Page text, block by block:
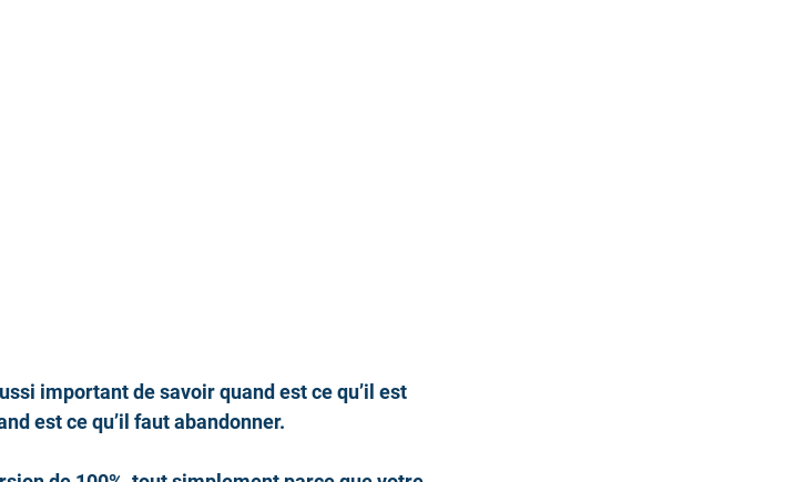
important de savoir quand est ce qu’il est
est ce qu’il faut abandonner.